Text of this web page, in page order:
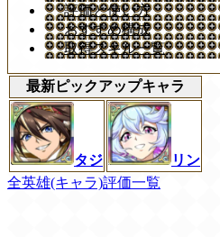
評価と使い方
おすすめ構成
取得スキル一覧
最新ピックアップキャラ
タジ
リン
全英雄(キャラ)評価一覧